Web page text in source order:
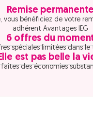
Remise permanente
vous bénéficiez de votre
adhérent Avantages IEG
6 offres du
spéciales limitées dans le
est pas belle la
faites des économies